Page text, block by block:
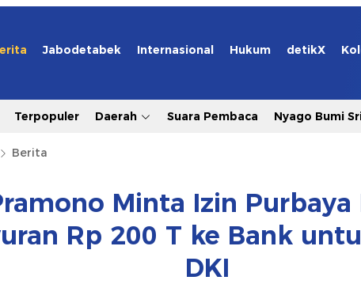
Jabodetabek Internasional Hukum detikX
Terpopuler Daerah Suara Pembaca Nyago Bumi
Berita
Minta Izin Purbaya
Rp 200 T ke Bank
DKI